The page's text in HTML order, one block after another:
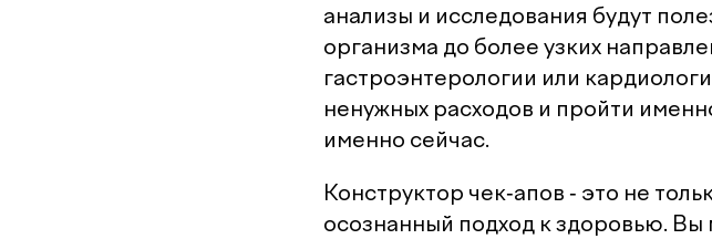
анализы и исследования будут
организма до более узких
гастроэнтерологии или
ненужных расходов и пройти
именно сейчас.
Конструктор чек-апов - это не
осознанный подход к здоровью.